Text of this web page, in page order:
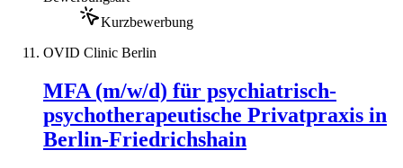
Kurzbewerbung
OVID Clinic Berlin
MFA (m/w/d) für psychiatrisch-
psychotherapeutische Privatpraxis in
Berlin-Friedrichshain